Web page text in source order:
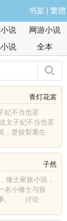
书架 繁體
说
网游小说
说 全本
青灯花裳
妃不当也罢
太子妃不当也罢
，楚姣梨重生
子然
修士家族小说，
名小修士与族
事。 讨论